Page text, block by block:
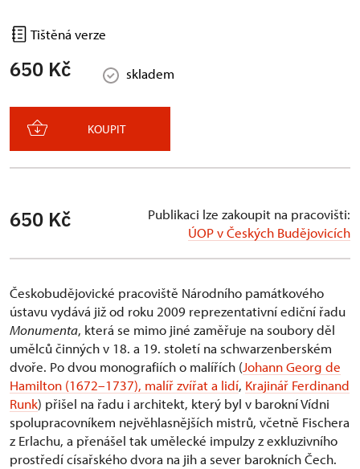
Tištěná verze
650 Kč skladem
KOUPIT
650 Kč
Publikaci lze zakoupit na pracovišti:
ÚOP v Českých Budějovicích
Českobudějovické pracoviště Národního památkového
ústavu vydává již od roku 2009 reprezentativní ediční řadu
Monumenta, která se mimo jiné zaměřuje na soubory děl
umělců činných v 18. a 19. století na schwarzenberském
dvoře. Po dvou monografiích o malířích (Johann Georg de
Hamilton (1672–1737), malíř zvířat a lidí, Krajinář Ferdinand
Runk) přišel na řadu i architekt, který byl v barokní Vídni
spolupracovníkem nejvěhlasnějších mistrů, včetně Fischera
z Erlachu, a přenášel tak umělecké impulzy z exkluzivního
prostředí císařského dvora na jih a sever barokních Čech.